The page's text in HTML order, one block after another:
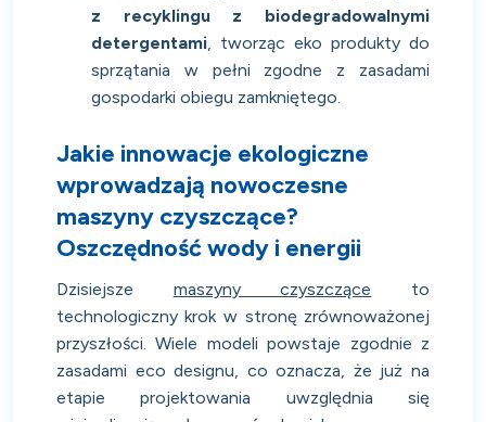
z recyklingu z biodegradowalnymi
detergentami, tworząc eko produkty do
sprzątania w pełni zgodne z zasadami
gospodarki obiegu zamkniętego.
Jakie innowacje ekologiczne
wprowadzają nowoczesne
maszyny czyszczące?
Oszczędność wody i energii
Dzisiejsze maszyny czyszczące to
technologiczny krok w stronę zrównoważonej
przyszłości. Wiele modeli powstaje zgodnie z
zasadami eco designu, co oznacza, że już na
etapie projektowania uwzględnia się